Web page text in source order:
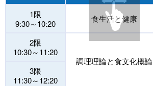
1限
9:30～10:20
食生活と健康
2限
10:30～11:20
調理理論と食文化概論
3限
11:30～12:20